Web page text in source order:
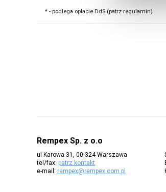
* - podlega opłacie DdS (patrz regulamin)
Rempex Sp. z o.o
ul Karowa 31, 00-324 Warszawa
tel/fax: patrz kontakt
e-mail: rempex@rempex.com.pl